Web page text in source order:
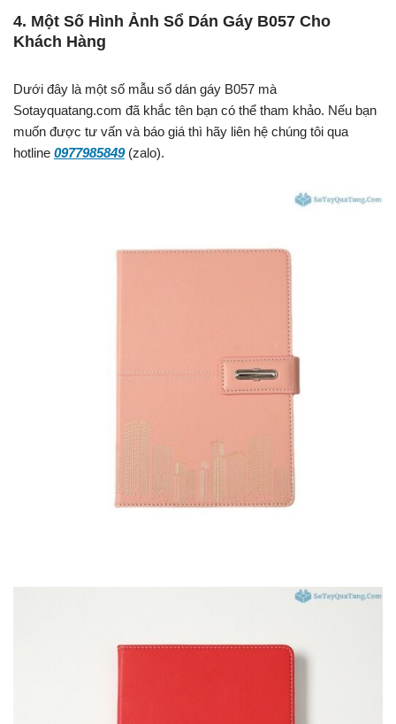
4. Một Số Hình Ảnh Sổ Dán Gáy B057 Cho
Khách Hàng
Dưới đây là một số mẫu sổ dán gáy B057 mà
Sotayquatang.com đã khắc tên bạn có thể tham khảo. Nếu bạn
muốn được tư vấn và báo giá thì hãy liên hệ chúng tôi qua
hotline 0977985849(zalo).